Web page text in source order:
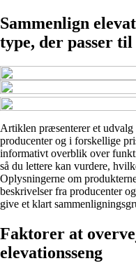
Sammenlign
type, der passer
Artiklen præsenterer et
producenter og i forskellige
informativt overblik over
så du lettere kan vurdere,
Oplysningerne om
beskrivelser fra producenter
give et klart
Faktorer at
elevationsseng